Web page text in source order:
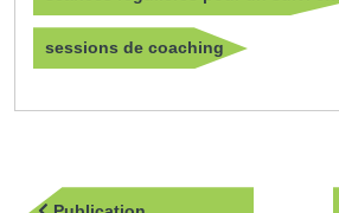
sessions de coaching
Navigation